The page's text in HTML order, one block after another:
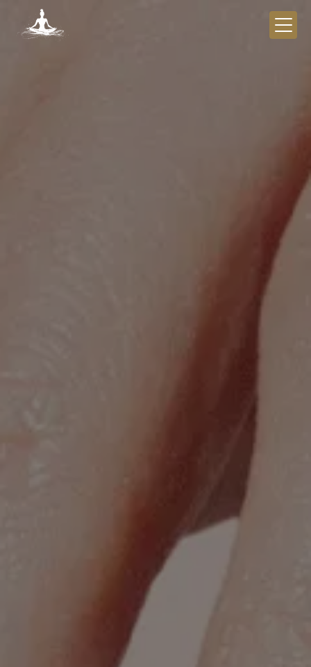
Panneau de gestion des cookies